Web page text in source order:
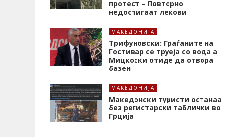
протест – Повторно
недостигаат лекови
МАКЕДОНИЈА
Трифуновски: Граѓаните на
Гостивар се труеја со вода а
Мицкоски отиде да отвора
базен
МАКЕДОНИЈА
Македонски туристи останаа
без регистарски таблички во
Грција